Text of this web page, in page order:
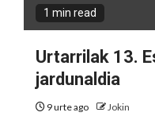
1 min read
Urtarrilak 13.
jardunaldia
9 urte ago Jokin